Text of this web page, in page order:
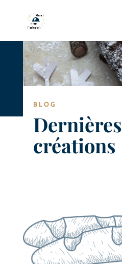
BLOG
Dernières
créations